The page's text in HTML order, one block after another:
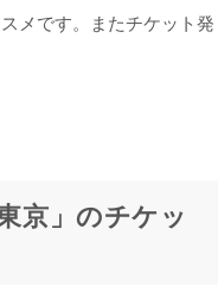
メです。またチケット発
京」のチケッ